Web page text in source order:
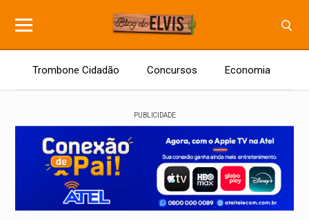
Trombone Cidadão Concursos Economia
PUBLICIDADE